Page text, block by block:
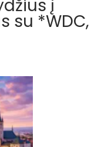
į
su *WDC,